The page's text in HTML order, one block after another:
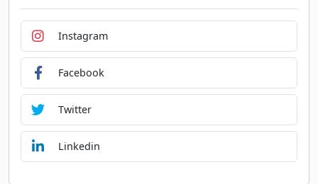
Instagram
Facebook
Twitter
Linkedin